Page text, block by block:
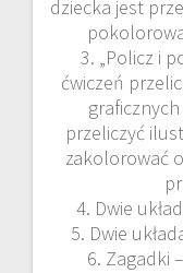
dziecka jest
3. „Policz i
ćwiczeń
przeliczyć
zakolorować
4. Dwie
5. Dwie
6. Zagadki